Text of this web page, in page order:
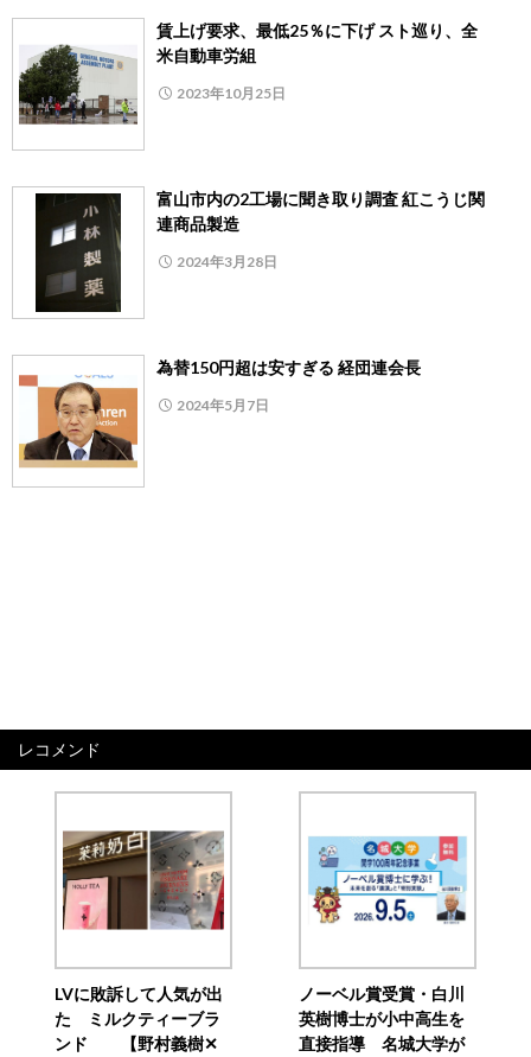
賃上げ要求、最低25％に下げ スト巡り、全
米自動車労組
2023年10月25日
富山市内の2工場に聞き取り調査 紅こうじ関
連商品製造
2024年3月28日
為替150円超は安すぎる 経団連会長
2024年5月7日
レコメンド
LVに敗訴して人気が出
た ミルクティーブラ
ンド 【野村義樹✕
ノーベル賞受賞・白川
英樹博士が小中高生を
直接指導 名城大学が